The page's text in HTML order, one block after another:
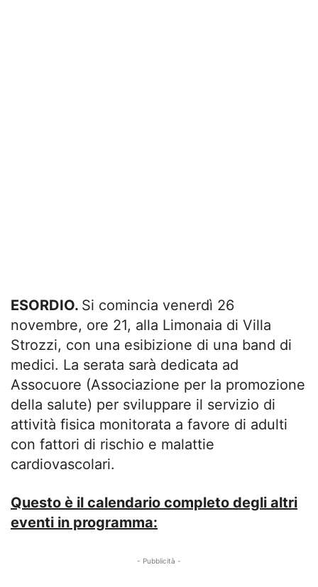
ESORDIO. Si comincia venerdì 26
novembre, ore 21, alla Limonaia di Villa
Strozzi, con una esibizione di una band di
medici. La serata sarà dedicata ad
Assocuore (Associazione per la promozione
della salute) per sviluppare il servizio di
attività fisica monitorata a favore di adulti
con fattori di rischio e malattie
cardiovascolari.
Questo è il calendario completo degli altri
eventi in programma:
- Pubblicità -